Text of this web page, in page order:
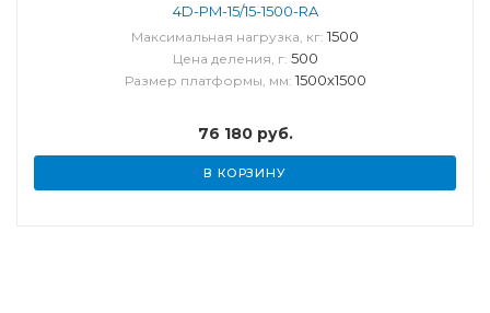
4D-PM-15/15-1500-RA
Максимальная нагрузка, кг: 1500
Цена деления, г: 500
Размер платформы, мм: 1500х1500
76 180руб.
В КОРЗИНУ